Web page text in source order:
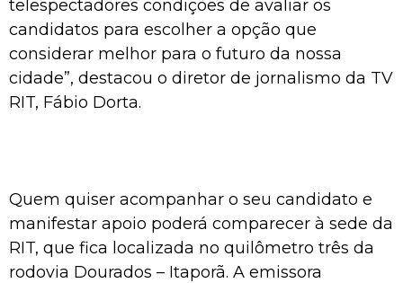
telespectadores condições de avaliar os
candidatos para escolher a opção que
considerar melhor para o futuro da nossa
cidade”, destacou o diretor de jornalismo da TV
RIT, Fábio Dorta.
Quem quiser acompanhar o seu candidato e
manifestar apoio poderá comparecer à sede da
RIT, que fica localizada no quilômetro três da
rodovia Dourados – Itaporã. A emissora